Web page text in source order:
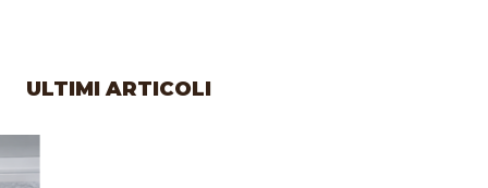
ULTIMI ARTICOLI